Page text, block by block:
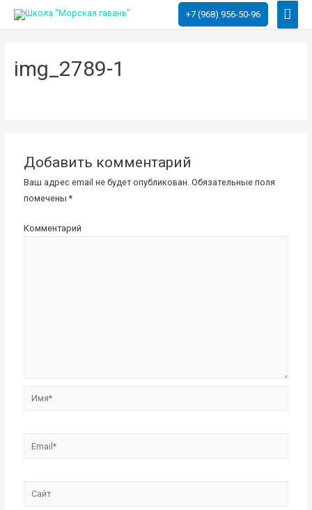
+7 (968) 956-50-96
img_2789-1
Добавить комментарий
Ваш адрес email не будет опубликован. Обязательные поля
помечены*
Комментарий
Имя*
Email*
Сайт